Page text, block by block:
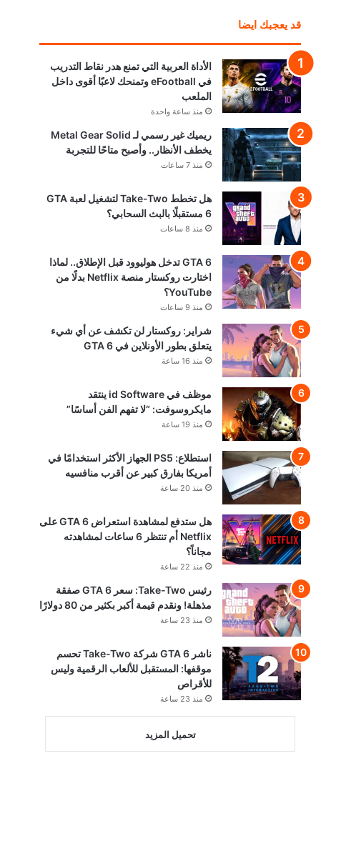
قد يعجبك ايضا
الأداة العربية التي تمنع هدر نقاط التدريب
في eFootball وتمنحك لاعبًا أقوى داخل
الملعب
منذ ساعة واحدة
ريميك غير رسمي لـ Metal Gear Solid
يخطف الأنظار.. وأصبح متاحًا للتجربة
منذ 7 ساعات
هل تخطط Take-Two لتشغيل لعبة GTA
6 مستقبلًا بالبث السحابي؟
منذ 8 ساعات
GTA 6 تدخل هوليوود قبل الإطلاق.. لماذا
اختارت روكستار منصة Netflix بدلًا من
YouTube؟
منذ 9 ساعات
شراير: روكستار لن تكشف عن أي شيء
يتعلق بطور الأونلاين في GTA 6
منذ 16 ساعة
موظف في id Software ينتقد
مايكروسوفت: “لا تفهم الفن أساسًا”
منذ 19 ساعة
استطلاع: PS5 الجهاز الأكثر استخدامًا في
أمريكا بفارق كبير عن أقرب منافسيه
منذ 20 ساعة
هل ستدفع لمشاهدة استعراض GTA 6 على
Netflix أم تنتظر 6 ساعات لمشاهدته
مجاناً؟
منذ 22 ساعة
رئيس Take-Two: سعر GTA 6 صفقة
مذهلة! ونقدم قيمة أكبر بكثير من 80 دولارًا
منذ 23 ساعة
ناشر GTA 6 شركة Take-Two تحسم
موقفها: المستقبل للألعاب الرقمية وليس
للأقراص
منذ 23 ساعة
تحميل المزيد